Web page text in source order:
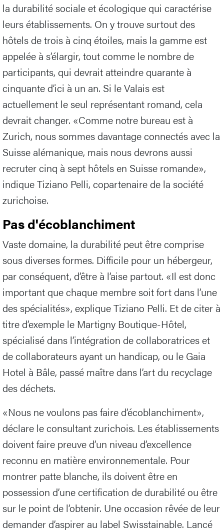
la durabilité sociale et écologique qui caractérise
leurs établissements. On y trouve surtout des
hôtels de trois à cinq étoiles, mais la gamme est
appelée à s’élargir, tout comme le nombre de
participants, qui devrait atteindre quarante à
cinquante d’ici à un an. Si le Valais est
actuellement le seul représentant romand, cela
devrait changer. «Comme notre bureau est à
Zurich, nous sommes davantage connectés avec la
Suisse alémanique, mais nous devrons aussi
recruter cinq à sept hôtels en Suisse romande»,
indique Tiziano Pelli, copartenaire de la société
zurichoise.
Pas d'écoblanchiment
Vaste domaine, la durabilité peut être comprise
sous diverses formes. Difficile pour un hébergeur,
par conséquent, d’être à l’aise partout. «Il est donc
important que chaque membre soit fort dans l’une
des spécialités», explique Tiziano Pelli. Et de citer à
titre d’exemple le Martigny Boutique-Hôtel,
spécialisé dans l’intégration de collaboratrices et
de collaborateurs ayant un handicap, ou le Gaia
Hotel à Bâle, passé maître dans l’art du recyclage
des déchets.
«Nous ne voulons pas faire d’écoblanchiment»,
déclare le consultant zurichois. Les établissements
doivent faire preuve d’un niveau d’excellence
reconnu en matière environnementale. Pour
montrer patte blanche, ils doivent être en
possession d’une certification de durabilité ou être
sur le point de l’obtenir. Une occasion rêvée de leur
demander d’aspirer au label Swisstainable. Lancé